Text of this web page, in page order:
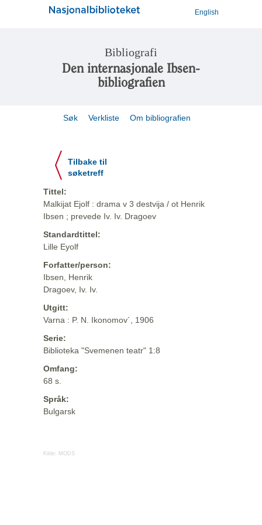
English
Bibliografi
Den internasjonale Ibsen-
bibliografien
Søk Verkliste Om bibliografien
Tilbake til
søketreff
Tittel:
Malkijat Ejolf : drama v 3 destvija / ot Henrik
Ibsen ; prevede Iv. Iv. Dragoev
Standardtittel:
Lille Eyolf
Forfatter/person:
Ibsen, Henrik
Dragoev, Iv. Iv.
Utgitt:
Varna : P. N. Ikonomov´, 1906
Serie:
Biblioteka "Svemenen teatr" 1:8
Omfang:
68 s.
Språk:
Bulgarsk
Kilde: MODS